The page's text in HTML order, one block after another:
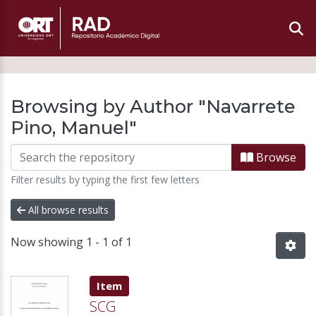
Browsing by Author "Navarrete
Pino, Manuel"
Browse
Filter results by typing the first few letters
All browse results
Now showing 1 - 1 of 1
Item type:
Item,
SCG